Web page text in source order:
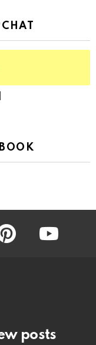
pinterest youtube
posts